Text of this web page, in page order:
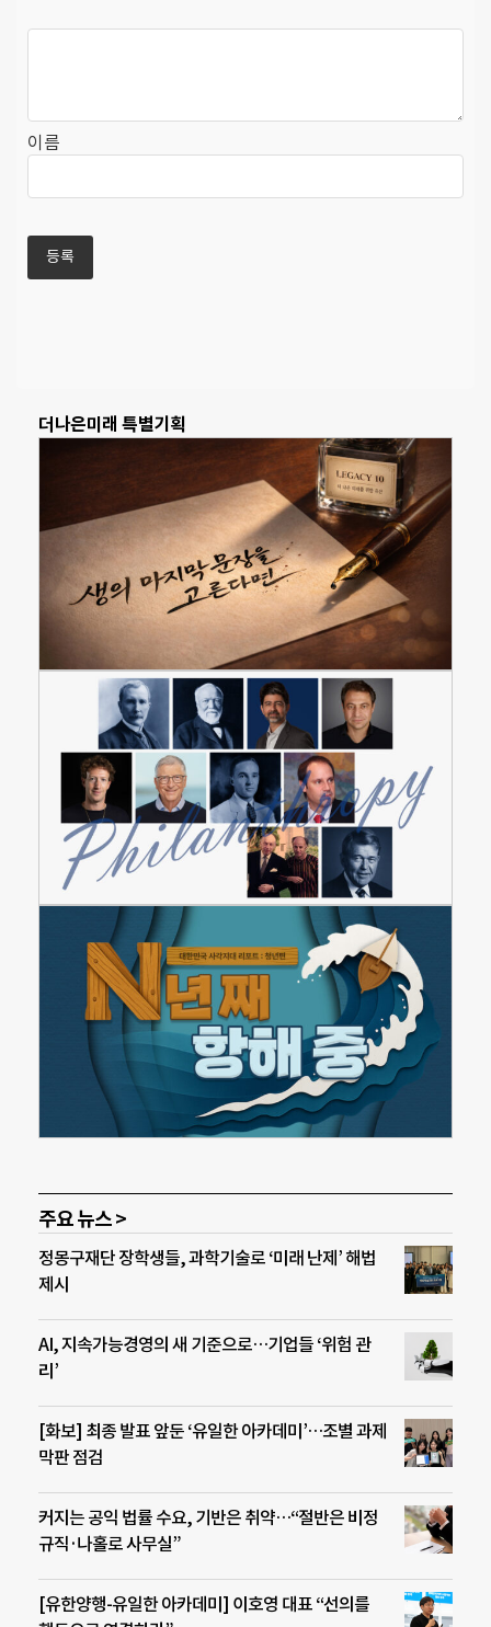
이름
더나은미래 특별기획
주요 뉴스 >
정몽구재단 장학생들, 과학기술로 ‘미래 난제’ 해법
제시
AI, 지속가능경영의 새 기준으로…기업들 ‘위험 관
리’
[화보] 최종 발표 앞둔 ‘유일한 아카데미’…조별 과제
막판 점검
커지는 공익 법률 수요, 기반은 취약…“절반은 비정
규직·나홀로 사무실”
[유한양행-유일한 아카데미] 이호영 대표 “선의를